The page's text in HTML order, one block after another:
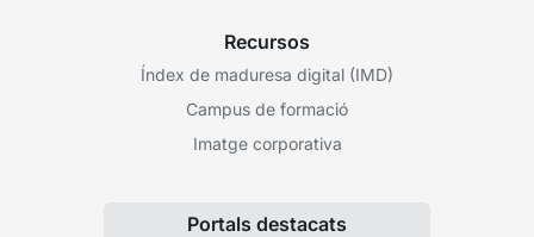
Recursos
Índex de maduresa digital (IMD)
Campus de formació
Imatge corporativa
Portals destacats